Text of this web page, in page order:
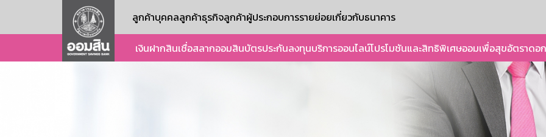
ลูกค้าบุคคลลูกค้าธุรกิจลูกค้าผู้ประกอบการรายย่อยเกี่ยวกับธนาคาร
เงินฝากสินเชื่อสลากออมสินบัตรประกันลงทุนบริการออนไลน์โปรโมชันและสิทธิพิเศษออมเพื่อสุขอัตราดอ